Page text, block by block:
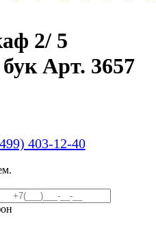
2/ 5
Арт. 3657
403-12-40